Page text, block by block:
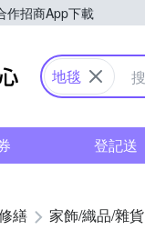
作招商App下載
Yahoo購物中心
地毯
登記送
繕 家飾/織品/雜貨